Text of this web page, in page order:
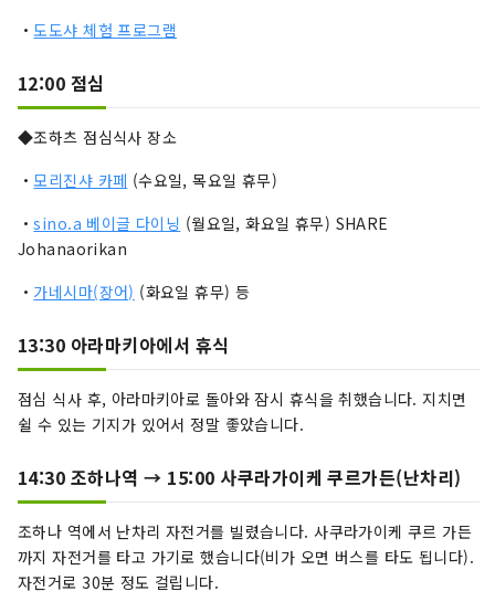
・도도샤 체험 프로그램
12:00 점심
◆조하츠 점심식사 장소
・모리진샤 카페 (수요일, 목요일 휴무)
・sino.a 베이글 다이닝 (월요일, 화요일 휴무) SHARE
Johanaorikan
・ 가네시마(장어) (화요일 휴무) 등
13:30 아라마키아에서 휴식
점심 식사 후, 아라마키아로 돌아와 잠시 휴식을 취했습니다. 지치면
쉴 수 있는 기지가 있어서 정말 좋았습니다.
14:30 조하나역 → 15:00 사쿠라가이케 쿠르가든(난차리)
조하나 역에서 난차리 자전거를 빌렸습니다. 사쿠라가이케 쿠르 가든
까지 자전거를 타고 가기로 했습니다(비가 오면 버스를 타도 됩니다).
자전거로 30분 정도 걸립니다.